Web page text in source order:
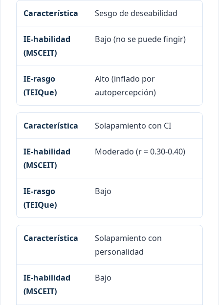
Sesgo de deseabilidad
Bajo (no se puede fingir)
Alto (inflado por
autopercepción)
Solapamiento con CI
Moderado (r = 0.30-0.40)
Bajo
Solapamiento con
personalidad
Bajo